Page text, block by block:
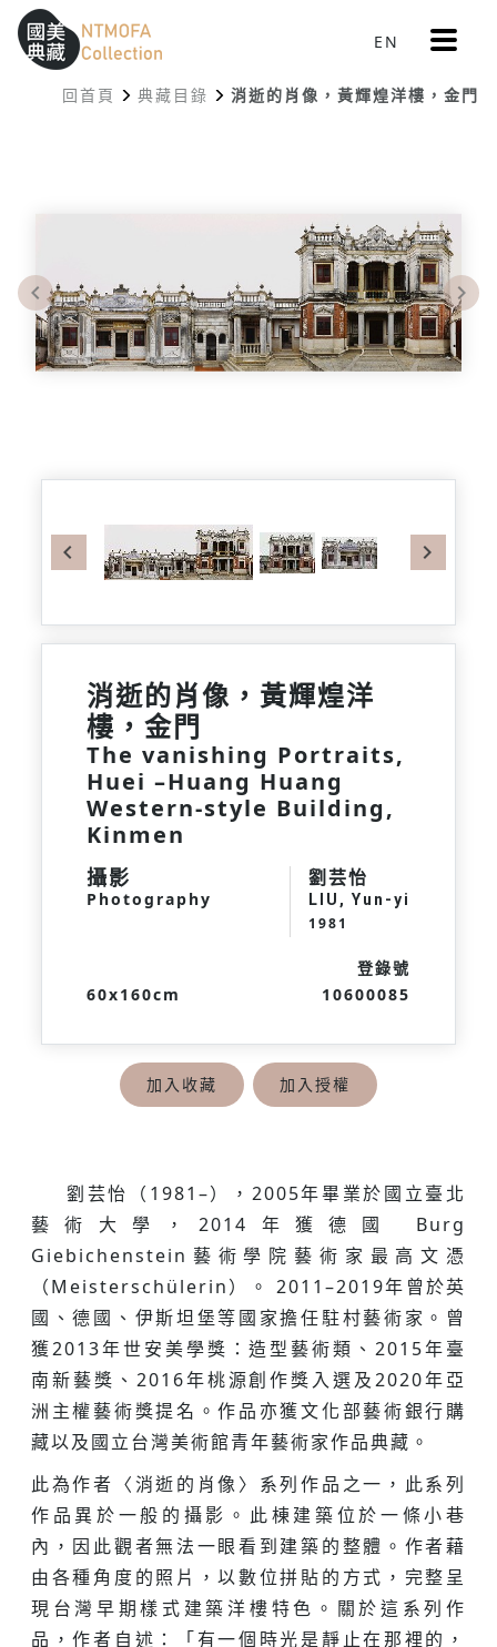
跳到中間主要內容區
網站導覽
::: EN 更
多
單
:::
回首頁 典藏目錄 消逝的肖像，黃輝煌洋樓，金門
Previous
Previous
消逝的肖像，黃輝煌洋
樓，金門
The vanishing Portraits,
Huei –Huang Huang
Western-style Building,
Kinmen
攝影
Photography
劉芸怡
LIU, Yun-yi
1981
60x160cm
登錄號
10600085
加入收藏 加入授權
劉芸怡（1981–），2005年畢業於國立臺北
藝術大學，2014年獲德國 Burg
Giebichenstein藝術學院藝術家最高文憑
（Meisterschülerin）。 2011–2019年曾於英
國、德國、伊斯坦堡等國家擔任駐村藝術家。曾
獲2013年世安美學獎：造型藝術類、2015年臺
南新藝獎、2016年桃源創作獎入選及2020年亞
洲主權藝術獎提名。作品亦獲文化部藝術銀行購
藏以及國立台灣美術館青年藝術家作品典藏。
此為作者〈消逝的肖像〉系列作品之一，此系列
作品異於一般的攝影。此棟建築位於一條小巷
內，因此觀者無法一眼看到建築的整體。作者藉
由各種角度的照片，以數位拼貼的方式，完整呈
現台灣早期樣式建築洋樓特色。關於這系列作
品，作者自述：「有一個時光是靜止在那裡的，